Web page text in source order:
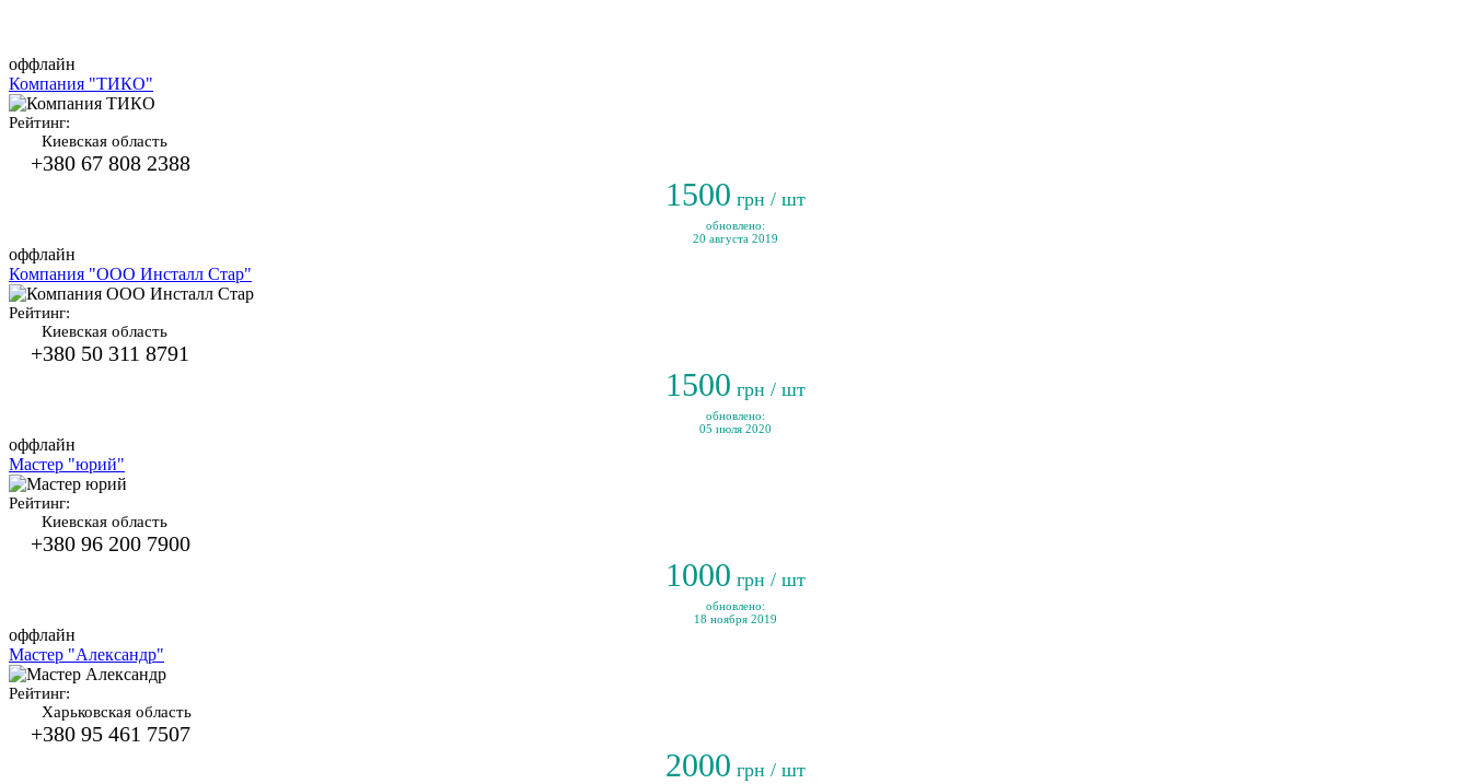
оффлайн
Компания "ТИКО"
Рейтинг:
Киевская область
+380 67 808 2388
1500 грн / шт
обновлено:
20 августа 2019
оффлайн
Компания "ООО Инсталл Стар"
Рейтинг:
Киевская область
+380 50 311 8791
1500 грн / шт
обновлено:
05 июля 2020
оффлайн
Мастер "юрий"
Рейтинг:
Киевская область
+380 96 200 7900
1000 грн / шт
обновлено:
18 ноября 2019
оффлайн
Мастер "Александр"
Рейтинг:
Харьковская область
+380 95 461 7507
2000 грн / шт